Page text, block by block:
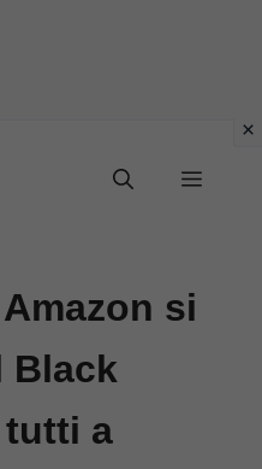
Menu
si
Black
a